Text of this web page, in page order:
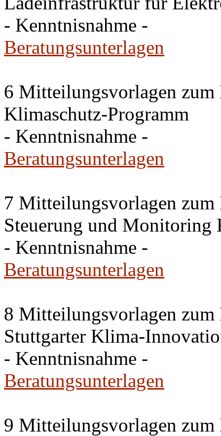
- Kenntnisnahme -
Beratungsunterlagen
6 Mitteilungsvorlagen zum
Klimaschutz-Programm
- Kenntnisnahme -
Beratungsunterlagen
7 Mitteilungsvorlagen zum
Steuerung und Monitoring
- Kenntnisnahme -
Beratungsunterlagen
8 Mitteilungsvorlagen zum
Stuttgarter Klima-
- Kenntnisnahme -
Beratungsunterlagen
9 Mitteilungsvorlagen zum